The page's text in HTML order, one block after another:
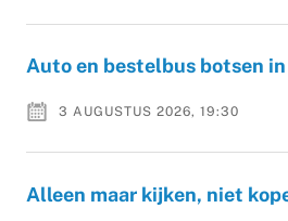
Auto en bestelbus botsen in
3 AUGUSTUS 2026, 19:30
Alleen maar kijken, niet